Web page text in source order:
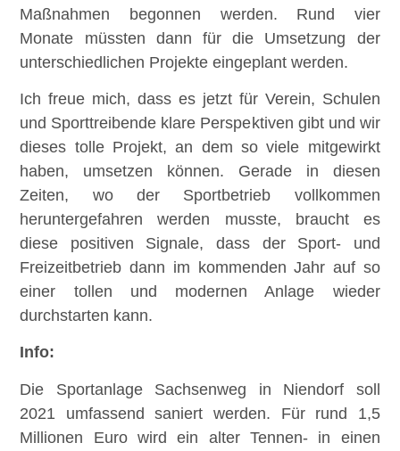
Maßnahmen begonnen werden. Rund vier
Monate müssten dann für die Umsetzung der
unterschiedlichen Projekte eingeplant werden.
Ich freue mich, dass es jetzt für Verein, Schulen
und Sporttreibende klare Perspektiven gibt und wir
dieses tolle Projekt, an dem so viele mitgewirkt
haben, umsetzen können. Gerade in diesen
Zeiten, wo der Sportbetrieb vollkommen
heruntergefahren werden musste, braucht es
diese positiven Signale, dass der Sport- und
Freizeitbetrieb dann im kommenden Jahr auf so
einer tollen und modernen Anlage wieder
durchstarten kann.
Info:
Die Sportanlage Sachsenweg in Niendorf soll
2021 umfassend saniert werden. Für rund 1,5
Millionen Euro wird ein alter Tennen- in einen